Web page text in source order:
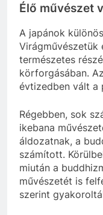
Élő művészet
A japánok
természetes
körforgásában.
évtizedben vált a
Régebben, sok
ikebana
áldozatnak, a
számított.
miután a
művészetét is
szerint